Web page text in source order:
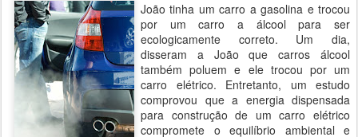
João tinha um carro a gasolina e trocou
por um carro a álcool para ser
ecologicamente correto. Um dia,
disseram a João que carros álcool
também poluem e ele trocou por um
carro elétrico. Entretanto, um estudo
comprovou que a energia dispensada
para construção de um carro elétrico
compromete o equilíbrio ambiental e